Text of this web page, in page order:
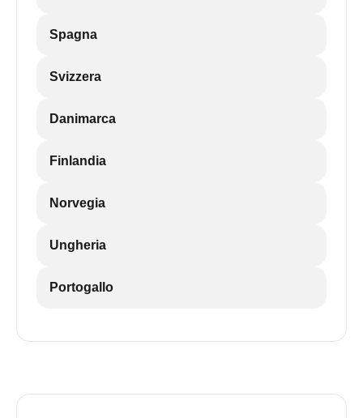
Spagna
Svizzera
Danimarca
Finlandia
Norvegia
Ungheria
Portogallo